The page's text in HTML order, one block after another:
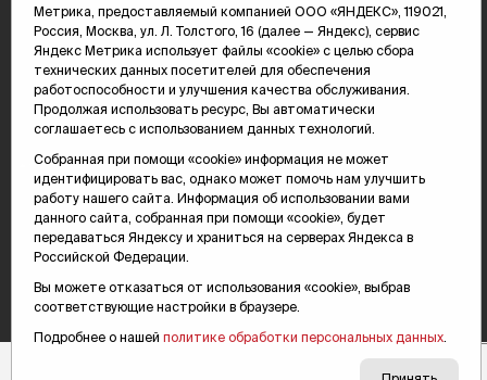
kika@vsluh.ru
По вопросам рекламы:
(3452) 68-89-78
kotovaev@sibinformburo.ru
mim@vsluh.ru
© 2000-2026 Тюменская интернет-газета «Вслух.ру»
Карта сайта
Метрика, предоставляемый компанией ООО «ЯНДЕКС», 119021,
Россия, Москва, ул. Л. Толстого, 16 (далее — Яндекс), сервис
Яндекс Метрика использует файлы «cookie» с целью сбора
технических данных посетителей для обеспечения
работоспособности и улучшения качества обслуживания.
Продолжая использовать ресурс, Вы автоматически
соглашаетесь с использованием данных технологий.
Собранная при помощи «cookie» информация не может
идентифицировать вас, однако может помочь нам улучшить
работу нашего сайта. Информация об использовании вами
данного сайта, собранная при помощи «cookie», будет
передаваться Яндексу и храниться на серверах Яндекса в
Российской Федерации.
Вы можете отказаться от использования «cookie», выбрав
соответствующие настройки в браузере.
Подробнее о нашей политике обработки персональных данных